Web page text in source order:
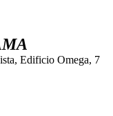
Edificio Omega, 7